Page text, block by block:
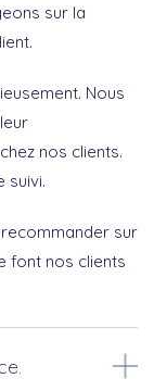
sur la
Nous
nos clients.
suivi.
sur
font nos clients